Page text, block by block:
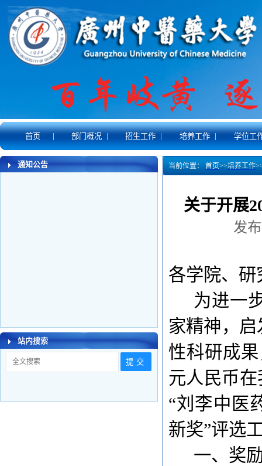
首页 | 部门概况 | 招生工作 | 培养工作 | 学位工
通知公告
站内搜索
当前位置： 首页>>培养工作
关于开展
发
各学院、 研
为进一
家精神，
性科研成
元人民币
“刘李中医
新奖”评选
一、奖